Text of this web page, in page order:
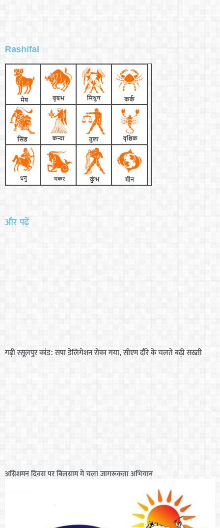
Rashifal
और पढ़ें
गढ़ी रसूलपुर कांड: सपा डेलिगेशन रोका गया, सीएम दौरे के चलते बढ़ी सख्ती
अग्निशमन दिवस पर बिलग्राम में चला जागरूकता अभियान